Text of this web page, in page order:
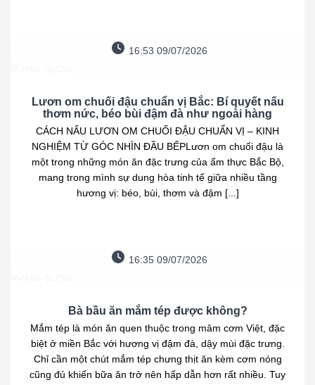
16:53 09/07/2026
Lươn om chuối đậu chuẩn vị Bắc: Bí quyết nấu
thơm nức, béo bùi đậm đà như ngoài hàng
CÁCH NẤU LƯƠN OM CHUỐI ĐẬU CHUẨN VỊ – KINH
NGHIỆM TỪ GÓC NHÌN ĐẦU BẾPLươn om chuối đậu là
một trong những món ăn đặc trưng của ẩm thực Bắc Bộ,
mang trong mình sự dung hòa tinh tế giữa nhiều tầng
hương vị: béo, bùi, thơm và đậm [...]
16:35 09/07/2026
Bà bầu ăn mắm tép được không?
Mắm tép là món ăn quen thuộc trong mâm cơm Việt, đặc
biệt ở miền Bắc với hương vị đậm đà, dậy mùi đặc trưng.
Chỉ cần một chút mắm tép chưng thịt ăn kèm cơm nóng
cũng đủ khiến bữa ăn trở nên hấp dẫn hơn rất nhiều. Tuy